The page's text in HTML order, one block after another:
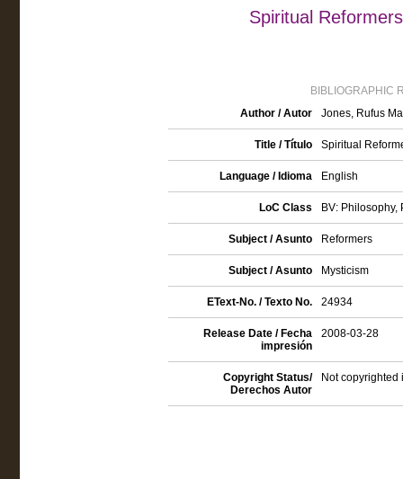
Spiritual
BIBLIOGRAPHIC
Author / Autor
Jones, Rufus
Title / Título Spiritual
Language / Idioma English
LoC Class BV:
Subject / Asunto Reformers
Subject / Asunto Mysticism
EText-No. / Texto No. 24934
Release Date / Fecha
impresión
2008-03-28
Copyright Status/
Derechos Autor
Not copyrighted